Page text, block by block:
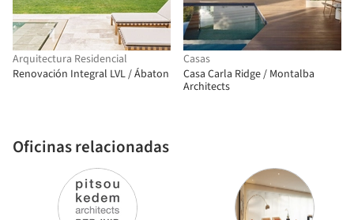
Arquitectura Residencial
Renovación Integral LVL / Ábaton
Oficinas relacionadas
Casas
Casa Carla Ridge / Montalba
Architects